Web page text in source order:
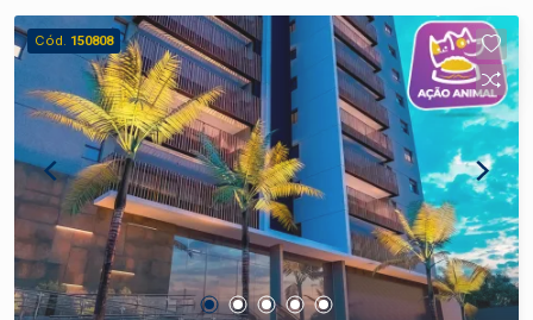
Móveis planejados da Idecor! Agende sua visita
com um corretor especialista Frias Neto.
Cód. 150808